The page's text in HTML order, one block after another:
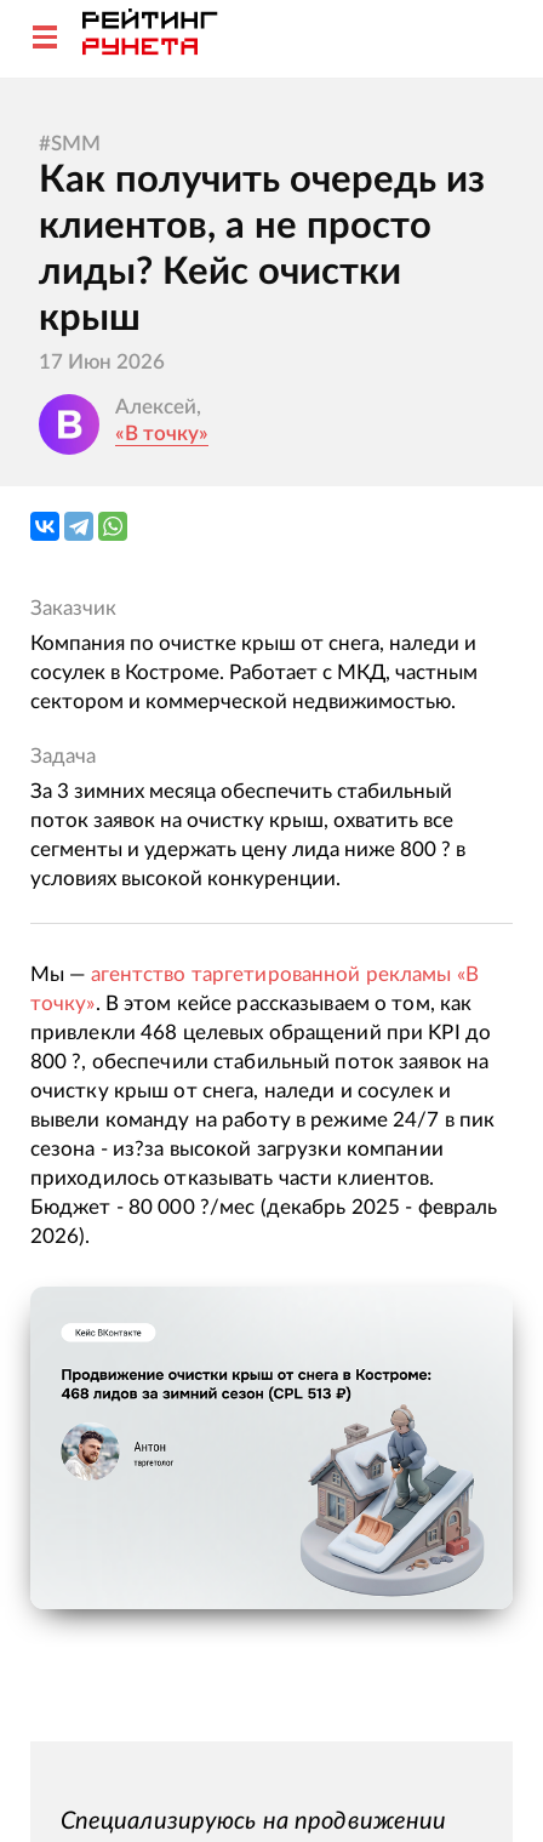
#SMM
Как получить очередь из
клиентов, а не просто
лиды? Кейс очистки
крыш
17 Июн 2026
Алексей,
«В точку»
Заказчик
Компания по очистке крыш от снега, наледи и
сосулек в Костроме. Работает с МКД, частным
сектором и коммерческой недвижимостью.
Задача
За 3 зимних месяца обеспечить стабильный
поток заявок на очистку крыш, охватить все
сегменты и удержать цену лида ниже 800 ? в
условиях высокой конкуренции.
Мы — агентство таргетированной рекламы «В
точку». В этом кейсе рассказываем о том, как
привлекли 468 целевых обращений при KPI до
800 ?, обеспечили стабильный поток заявок на
очистку крыш от снега, наледи и сосулек и
вывели команду на работу в режиме 24/7 в пик
сезона - из?за высокой загрузки компании
приходилось отказывать части клиентов.
Бюджет - 80 000 ?/мес (декабрь 2025 - февраль
2026).
Специализируюсь на продвижении